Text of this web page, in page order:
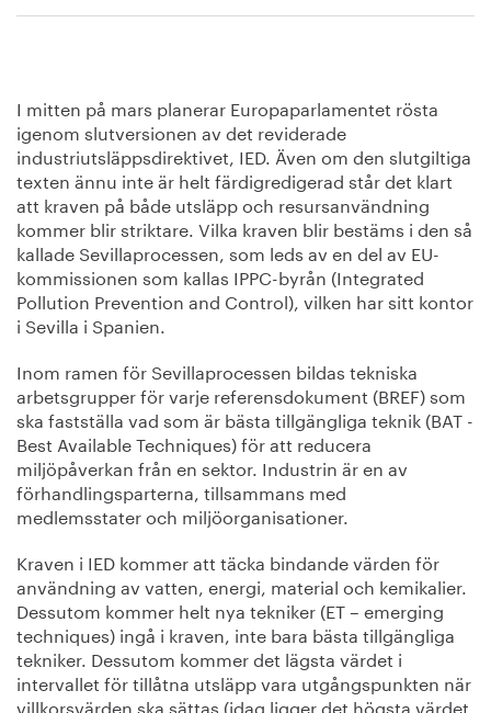
Om oss
I mitten på mars planerar Europaparlamentet rösta
igenom slutversionen av det reviderade
industriutsläppsdirektivet, IED. Även om den slutgiltiga
texten ännu inte är helt färdigredigerad står det klart
att kraven på både utsläpp och resursanvändning
kommer blir striktare. Vilka kraven blir bestäms i den så
kallade Sevillaprocessen, som leds av en del av EU-
kommissionen som kallas IPPC-byrån (Integrated
Pollution Prevention and Control), vilken har sitt kontor
i Sevilla i Spanien.
Inom ramen för Sevillaprocessen bildas tekniska
arbetsgrupper för varje referensdokument (BREF) som
ska fastställa vad som är bästa tillgängliga teknik (BAT -
Best Available Techniques) för att reducera
miljöpåverkan från en sektor. Industrin är en av
förhandlingsparterna, tillsammans med
medlemsstater och miljöorganisationer.
Kraven i IED kommer att täcka bindande värden för
användning av vatten, energi, material och kemikalier.
Dessutom kommer helt nya tekniker (ET – emerging
techniques) ingå i kraven, inte bara bästa tillgängliga
tekniker. Dessutom kommer det lägsta värdet i
intervallet för tillåtna utsläpp vara utgångspunkten när
villkorsvärden ska sättas (idag ligger det högsta värdet